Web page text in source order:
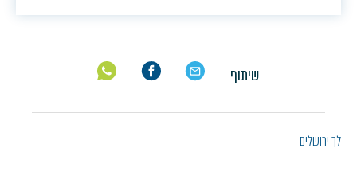
שיתוף
לך ירושלים